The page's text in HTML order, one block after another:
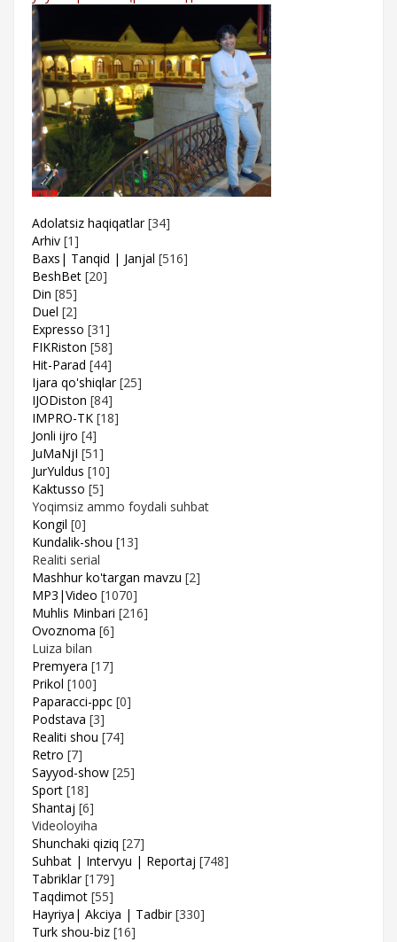
Adolatsiz haqiqatlar [34]
Arhiv [1]
Baxs| Tanqid | Janjal [516]
BeshBet [20]
Din [85]
Duel [2]
Expresso [31]
FIKRiston [58]
Hit-Parad [44]
Ijara qo'shiqlar [25]
IJODiston [84]
IMPRO-TK [18]
Jonli ijro [4]
JuMaNjI [51]
JurYuldus [10]
Kaktusso [5]
Yoqimsiz ammo foydali suhbat
Kongil [0]
Kundalik-shou [13]
Realiti serial
Mashhur ko'targan mavzu [2]
MP3|Video [1070]
Muhlis Minbari [216]
Ovoznoma [6]
Luiza bilan
Premyera [17]
Prikol [100]
Paparacci-ppc [0]
Podstava [3]
Realiti shou [74]
Retro [7]
Sayyod-show [25]
Sport [18]
Shantaj [6]
Videoloyiha
Shunchaki qiziq [27]
Suhbat | Intervyu | Reportaj [748]
Tabriklar [179]
Taqdimot [55]
Hayriya| Akciya | Tadbir [330]
Turk shou-biz [16]